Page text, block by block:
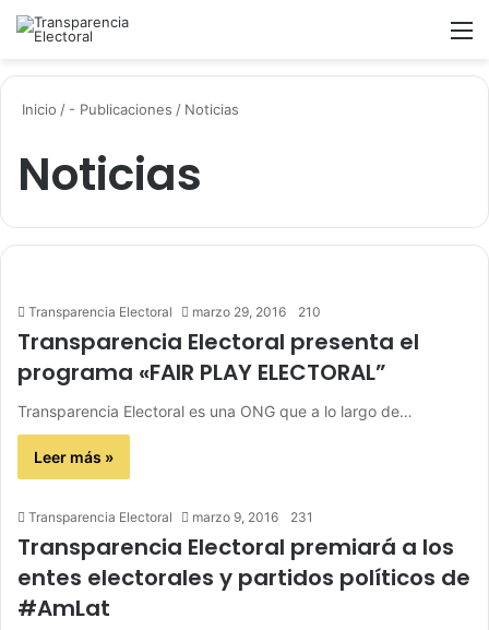
Inicio / - Publicaciones / Noticias
Noticias
Transparencia Electoral marzo 29, 2016 210
Transparencia Electoral presenta el
programa «FAIR PLAY ELECTORAL”
Transparencia Electoral es una ONG que a lo largo de…
Leer más »
Transparencia Electoral marzo 9, 2016 231
Transparencia Electoral premiará a los
entes electorales y partidos políticos de
#AmLat